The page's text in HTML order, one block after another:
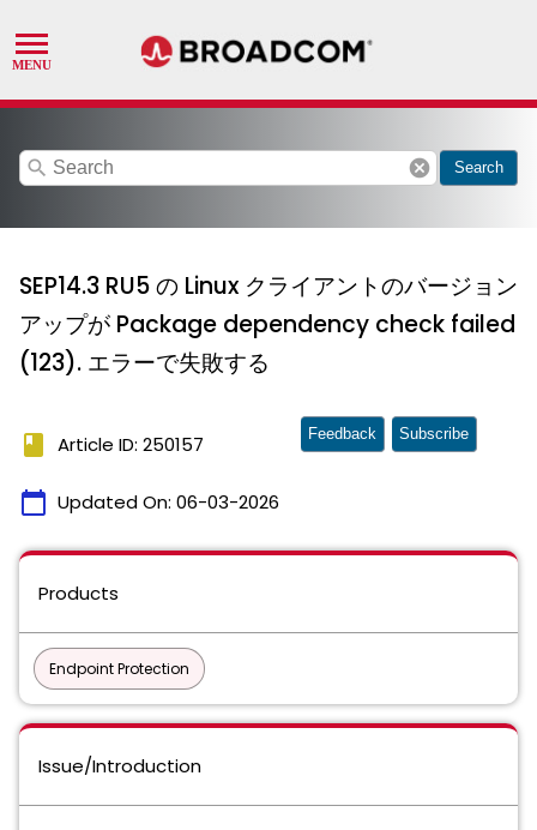
search cancel Search
SEP14.3 RU5 の Linux クライアントのバージョン
アップが Package dependency check failed
(123). エラーで失敗する
book Article ID: 250157
calendar_today Updated On: 06-03-2026
Feedback Subscribe
Products
Endpoint Protection
Issue/Introduction